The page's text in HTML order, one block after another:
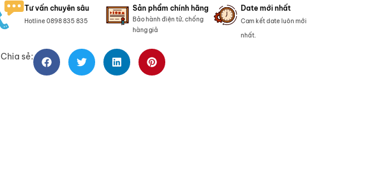
Tư vấn chuyên sâu
Hotline 0898 835 835
Sản phẩm chính hãng
Bảo hành điện tử, chống
hàng giả
Date mới nhất
Cam kết date luôn mới
nhất.
Chia sẻ: